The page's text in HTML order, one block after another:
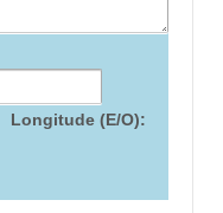
Longitude (E/O):